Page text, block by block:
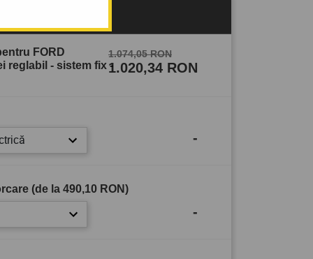
FORD
reglabil - sistem fix -
1.074,05 RON
1.020,34 RON
-
(de la 490,10 RON)
-